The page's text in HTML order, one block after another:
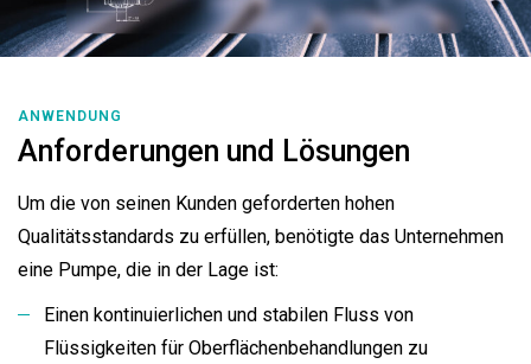
ANWENDUNG
Anforderungen und Lösungen
Um die von seinen Kunden geforderten hohen
Qualitätsstandards zu erfüllen, benötigte das Unternehmen
eine Pumpe, die in der Lage ist:
Einen kontinuierlichen und stabilen Fluss von
Flüssigkeiten für Oberflächenbehandlungen zu